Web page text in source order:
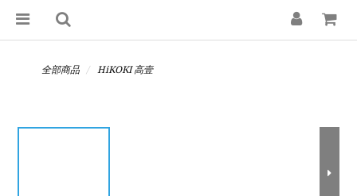
全部商品 HiKOKI 高壹